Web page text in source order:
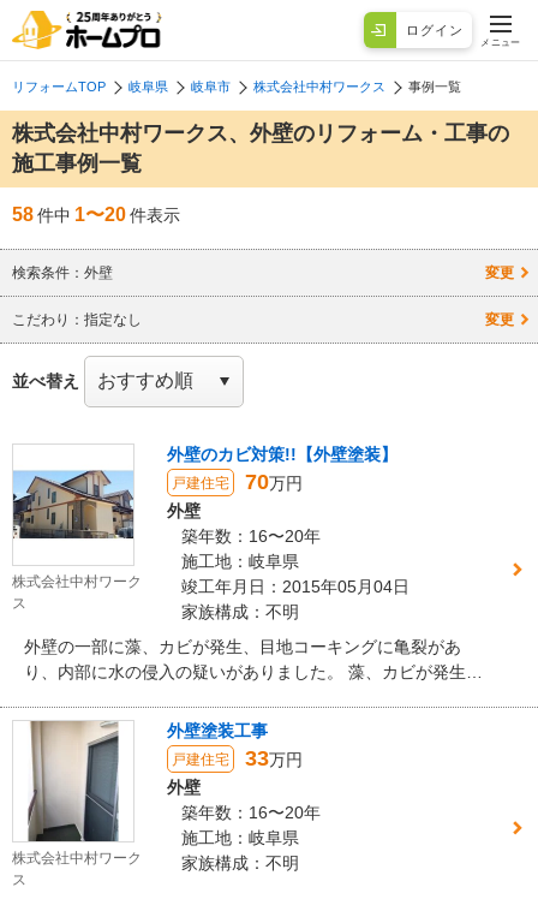
ログイン
メニュー
リフォームTOP 岐阜県 岐阜市 株式会社中村ワークス 事例一覧
株式会社中村ワークス、外壁のリフォーム・工事の
施工事例一覧
58件中 1〜20件表示
検索条件： 外壁 変更
こだわり： 指定なし 変更
並べ替え
株式会社中村ワーク
ス
外壁のカビ対策!!【外壁塗装】
戸建住宅 70万円
外壁
築年数：16〜20年
施工地：岐阜県
竣工年月日：2015年05月04日
家族構成：不明
外壁の一部に藻、カビが発生、目地コーキングに亀裂があ
り、内部に水の侵入の疑いがありました。 藻、カビが発生を
を残すため、クリア塗料を施しました。 また、ベランダから
の雨漏りがあり、ベランダ防水工事とその下の軒裏面を張り
替えました。
株式会社中村ワーク
ス
外壁塗装工事
戸建住宅 33万円
外壁
築年数：16〜20年
施工地：岐阜県
家族構成：不明